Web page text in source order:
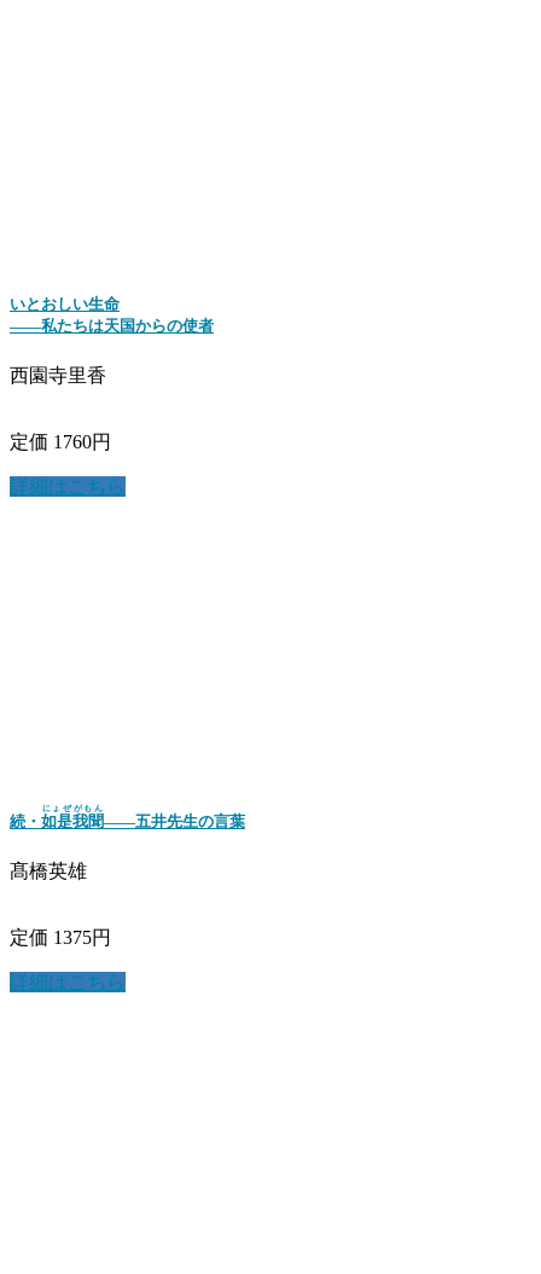
いとおしい生命
――私たちは天国からの使者
西園寺里香
定価 1760円
詳細はこちら
続・ 如是我聞
にょぜがもん
――五井先生の言葉
髙橋英雄
定価 1375円
詳細はこちら